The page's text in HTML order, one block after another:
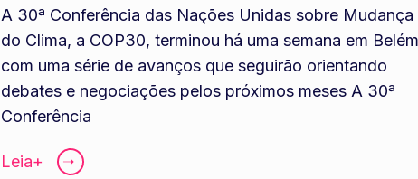
A 30ª Conferência das Nações Unidas sobre Mudança
do Clima, a COP30, terminou há uma semana em Belém
com uma série de avanços que seguirão orientando
debates e negociações pelos próximos meses A 30ª
Conferência
Leia+ ➝